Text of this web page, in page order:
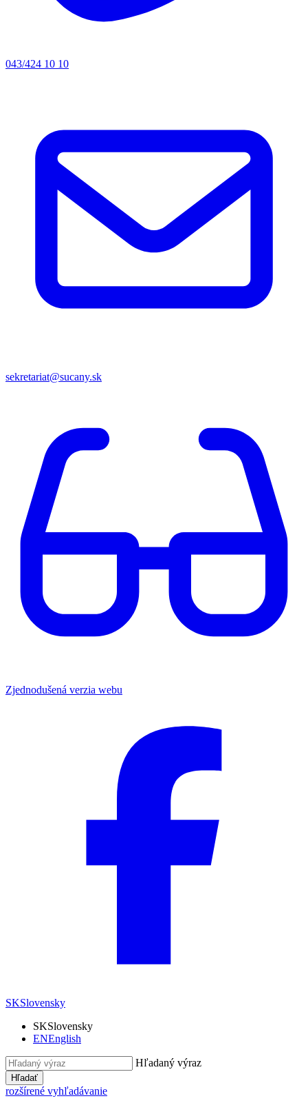
043/424 10 10
sekretariat@sucany.sk
Zjednodušená verzia webu
SKSlovensky
SKSlovensky
ENEnglish
Hľadaný výraz
Hľadať
rozšírené vyhľadávanie